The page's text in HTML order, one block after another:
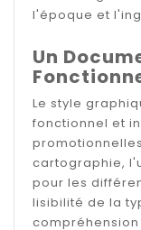
l'époque et
Un
Le style
fonctionnel et
cartographie,
pour les
lisibilité de la